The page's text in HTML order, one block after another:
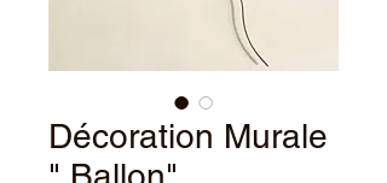
Décoration Murale